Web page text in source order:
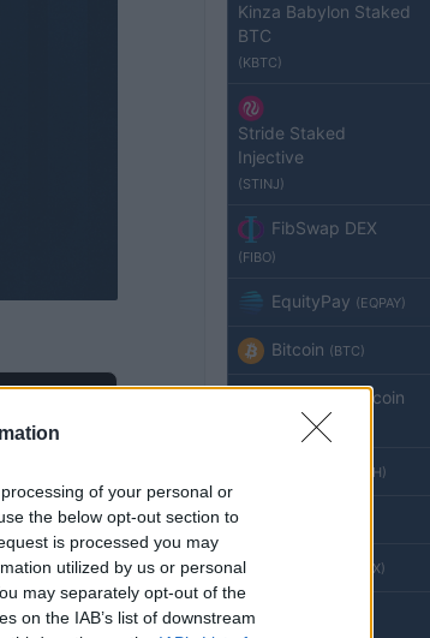
of your personal or
the below opt-out section to
is processed you may
utilized by us or personal
may separately opt-out of the
on the IAB’s list of downstream
Media
Kinza Babylon Staked
BTC
(KBTC)
Stride Staked
Injective
(STINJ)
FibSwap DEX
(FIBO)
EquityPay (EQPAY)
Bitcoin (BTC)
VNST Stablecoin
(ETH)
(USDEX)